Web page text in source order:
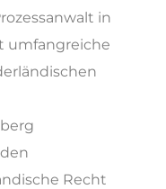
in
umfangreiche
Recht